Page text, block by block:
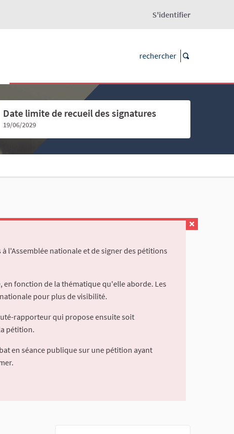
S'identifier
Date limite de recueil des signatures
19/06/2029
l'Assemblée nationale et de signer des pétitions
fonction de la thématique qu'elle aborde. Les
pour plus de visibilité.
rapporteur qui propose ensuite soit
pétition.
en séance publique sur une pétition ayant